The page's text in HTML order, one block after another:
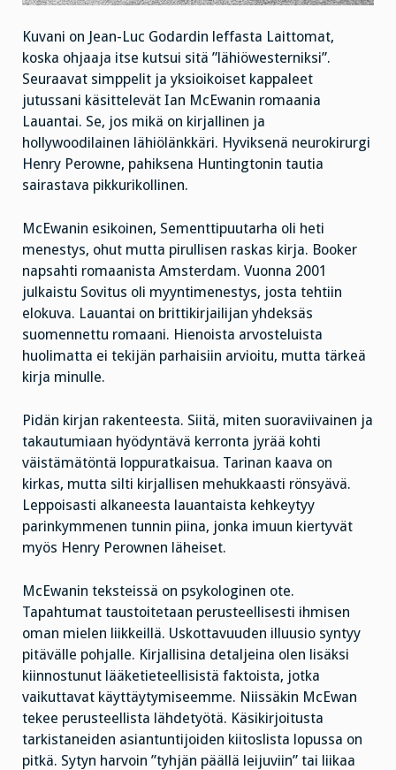
Kuvani on Jean-Luc Godardin leffasta Laittomat,
koska ohjaaja itse kutsui sitä ”lähiöwesterniksi”.
Seuraavat simppelit ja yksioikoiset kappaleet
jutussani käsittelevät Ian McEwanin romaania
Lauantai. Se, jos mikä on kirjallinen ja
hollywoodilainen lähiölänkkäri. Hyviksenä neurokirurgi
Henry Perowne, pahiksena Huntingtonin tautia
sairastava pikkurikollinen.
McEwanin esikoinen, Sementtipuutarha oli heti
menestys, ohut mutta pirullisen raskas kirja. Booker
napsahti romaanista Amsterdam. Vuonna 2001
julkaistu Sovitus oli myyntimenestys, josta tehtiin
elokuva. Lauantai on brittikirjailijan yhdeksäs
suomennettu romaani. Hienoista arvosteluista
huolimatta ei tekijän parhaisiin arvioitu, mutta tärkeä
kirja minulle.
Pidän kirjan rakenteesta. Siitä, miten suoraviivainen ja
takautumiaan hyödyntävä kerronta jyrää kohti
väistämätöntä loppuratkaisua. Tarinan kaava on
kirkas, mutta silti kirjallisen mehukkaasti rönsyävä.
Leppoisasti alkaneesta lauantaista kehkeytyy
parinkymmenen tunnin piina, jonka imuun kiertyvät
myös Henry Perownen läheiset.
McEwanin teksteissä on psykologinen ote.
Tapahtumat taustoitetaan perusteellisesti ihmisen
oman mielen liikkeillä. Uskottavuuden illuusio syntyy
pitävälle pohjalle. Kirjallisina detaljeina olen lisäksi
kiinnostunut lääketieteellisistä faktoista, jotka
vaikuttavat käyttäytymiseemme. Niissäkin McEwan
tekee perusteellista lähdetyötä. Käsikirjoitusta
tarkistaneiden asiantuntijoiden kiitoslista lopussa on
pitkä. Sytyn harvoin ”tyhjän päällä leijuviin” tai liikaa